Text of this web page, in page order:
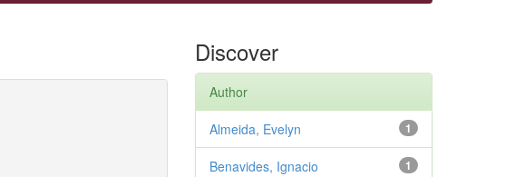
Discover
Author
1
Almeida, Evelyn
1
Benavides, Ignacio